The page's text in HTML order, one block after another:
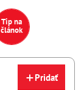
Tip na
článok
Pridať